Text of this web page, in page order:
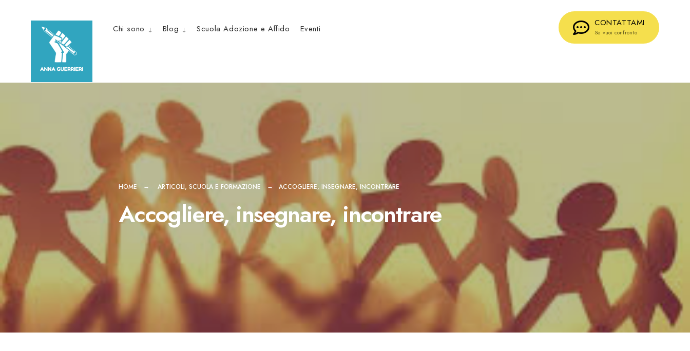
Chi sono Blog Scuola Adozione e Affido Eventi
CONTATTAMI
Se vuoi confronto
HOME ARTICOLI,SCUOLA E FORMAZIONE ACCOGLIERE, INSEGNARE, INCONTRARE
Accogliere, insegnare, incontrare